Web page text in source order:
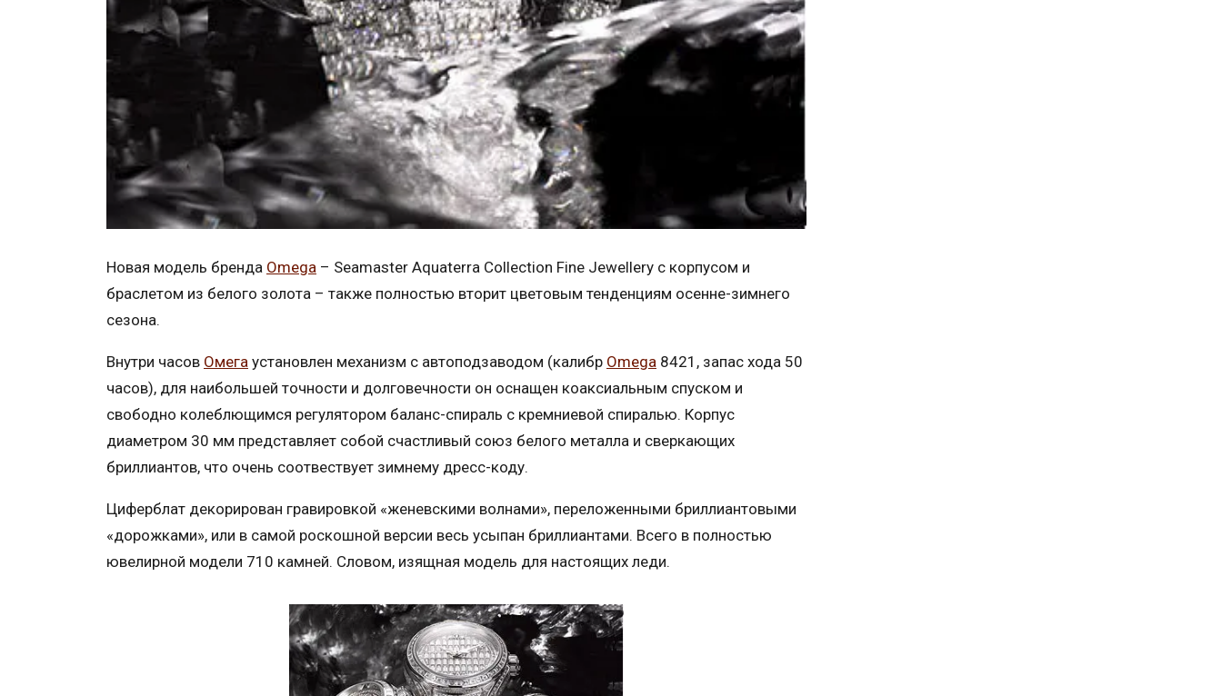
Новая модель бренда Omega – Seamaster Aquaterra Collection Fine Jewellery с корпусом и
браслетом из белого золота – также полностью вторит цветовым тенденциям осенне-зимнего
сезона.
Внутри часов Омега установлен механизм с автоподзаводом (калибр Omega 8421, запас хода 50
часов), для наибольшей точности и долговечности он оснащен коаксиальным спуском и
свободно колеблющимся регулятором баланс-спираль с кремниевой спиралью. Корпус
диаметром 30 мм представляет собой счастливый союз белого металла и сверкающих
бриллиантов, что очень соотвествует зимнему дресс-коду.
Циферблат декорирован гравировкой «женевскими волнами», переложенными бриллиантовыми
«дорожками», или в самой роскошной версии весь усыпан бриллиантами. Всего в полностью
ювелирной модели 710 камней. Словом, изящная модель для настоящих леди.